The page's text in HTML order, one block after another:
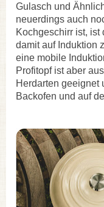
Gulasch und
neuerdings auch
Kochgeschirr ist,
damit auf Induktion
eine mobile
Profitopf ist aber
Herdarten geeignet
Backofen und auf